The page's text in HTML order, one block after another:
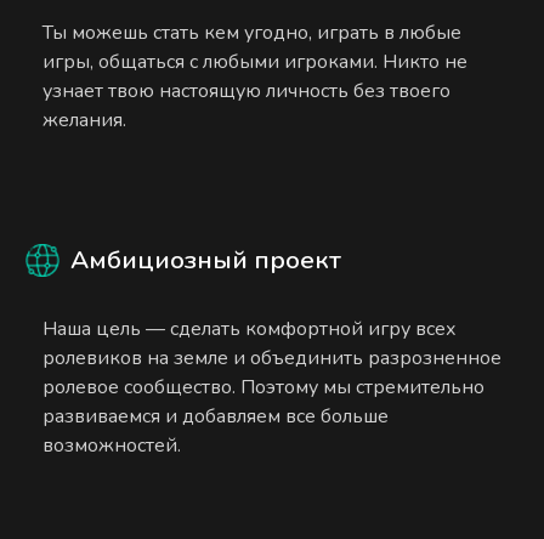
Ты можешь стать кем угодно, играть в любые
игры, общаться с любыми игроками. Никто не
узнает твою настоящую личность без твоего
желания.
Амбициозный проект
Наша цель — сделать комфортной игру всех
ролевиков на земле и объединить разрозненное
ролевое сообщество. Поэтому мы стремительно
развиваемся и добавляем все больше
возможностей.